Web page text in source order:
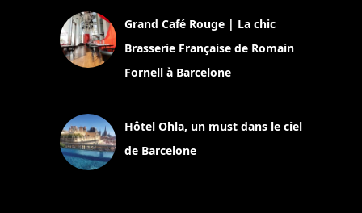
Grand Café Rouge | La chic
Brasserie Française de Romain
Fornell à Barcelone
Hôtel Ohla, un must dans le ciel
de Barcelone